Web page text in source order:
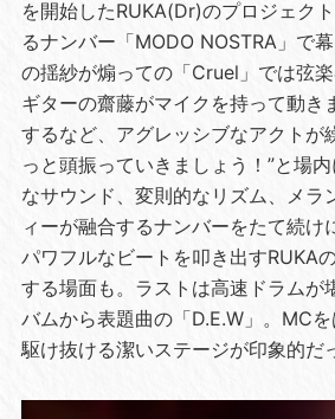
を開始したRUKA(Dr)のプロジェク
るナンバー「MODO NOSTRA」で
の揺紗が煽っての「Cruel」では弦
ギターの齋藤がマイクを持って動き
するなど、アグレッシブなアクトが
っと頭振っていきましょう！”と場
なサウンド、変則的なリズム、メラ
ィーが融合するナンバーをたて続け
パワフルなビートを叩き出すRUKA
する場面も。ラストは高速ドラムが
バムから表題曲の「D.E.W」。MC
駆け抜ける潔いステージが印象的だ